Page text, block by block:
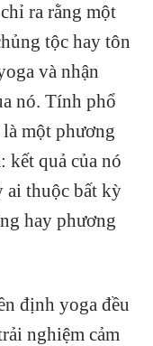
ra rằng một
tộc hay tôn
và nhận
nó. Tính phổ
một phương
kết quả của nó
ai thuộc bất kỳ
hay phương
định yoga đều
nghiệm cảm